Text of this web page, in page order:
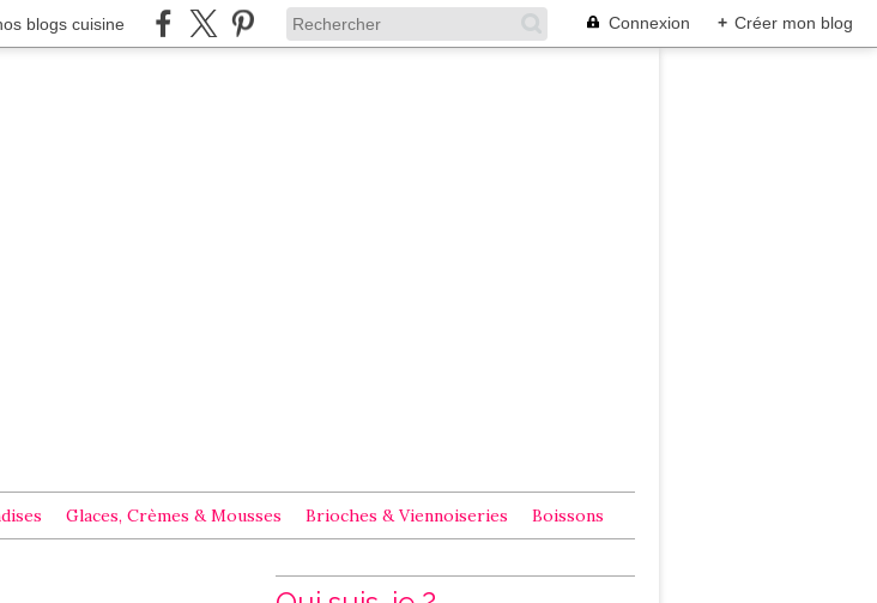
blogs cuisine Connexion + Créer mon blog
Glaces, Crèmes & Mousses Brioches & Viennoiseries Boissons